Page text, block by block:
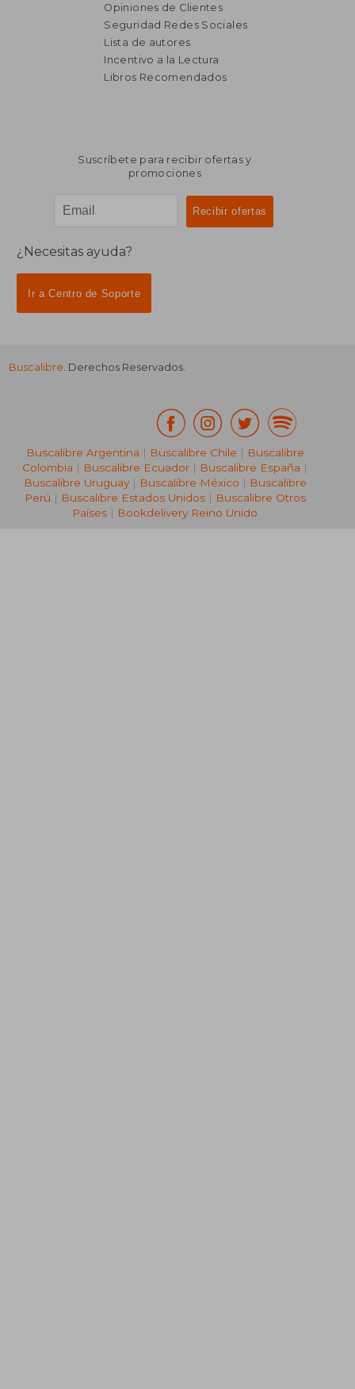
₡ 12.587
₡ 11.278
Opiniones de Clientes
Seguridad Redes Sociales
Lista de autores
Incentivo a la Lectura
Libros Recomendados
Suscríbete para recibir ofertas y
promociones
¿Necesitas ayuda?
Ir a Centro de Soporte
Buscalibre. Derechos Reservados.
Buscalibre Argentina | Buscalibre Chile | Buscalibre
Colombia | Buscalibre Ecuador | Buscalibre España |
Buscalibre Uruguay| Buscalibre México | Buscalibre
Perú | Buscalibre Estados Unidos| Buscalibre Otros
Países | Bookdelivery Reino Unido